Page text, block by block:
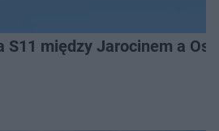
S11 między Jarocinem a